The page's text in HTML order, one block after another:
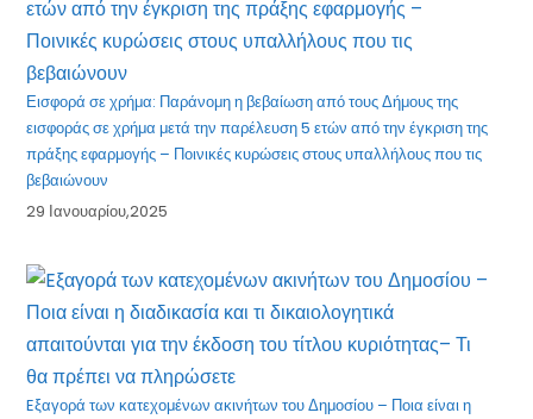
Εισφορά σε χρήμα: Παράνομη η βεβαίωση από τους Δήμους της
εισφοράς σε χρήμα μετά την παρέλευση 5 ετών από την έγκριση της
πράξης εφαρμογής – Ποινικές κυρώσεις στους υπαλλήλους που τις
βεβαιώνουν
29 Ιανουαρίου,2025
Eξαγορά των κατεχομένων ακινήτων του Δημοσίου – Ποια είναι η